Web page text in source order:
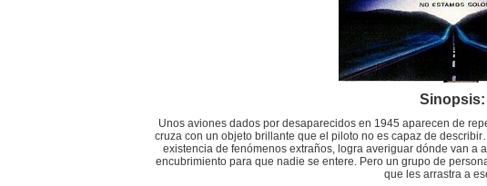
Sinopsis:
Unos aviones dados por desaparecidos en 1945 aparecen de
cruza con un objeto brillante que el piloto no es capaz de
existencia de fenómenos extraños, logra averiguar dónde van a
encubrimiento para que nadie se entere. Pero un grupo de
que les arrastra a